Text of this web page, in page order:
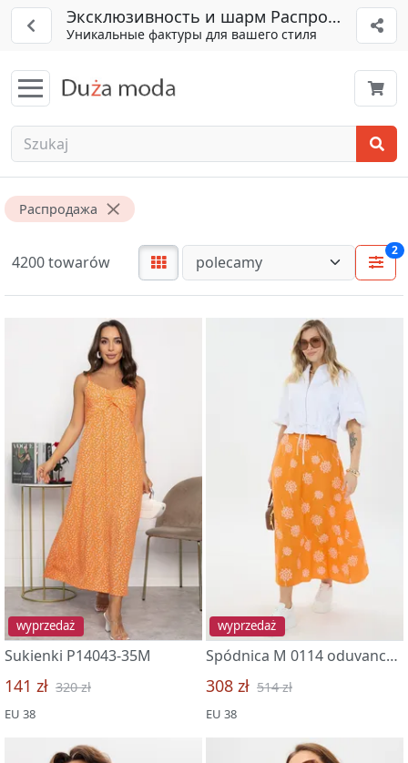
Эксклюзивность и шарм Распродажа
Уникальные фактуры для вашего стиля
Распродажа
4200 towarów
2
wyprzedaż
Sukienki P14043-35M
141 zł 320 zł
EU 38
wyprzedaż
Spódnica M 0114 oduvanchiki
308 zł 514 zł
EU 38